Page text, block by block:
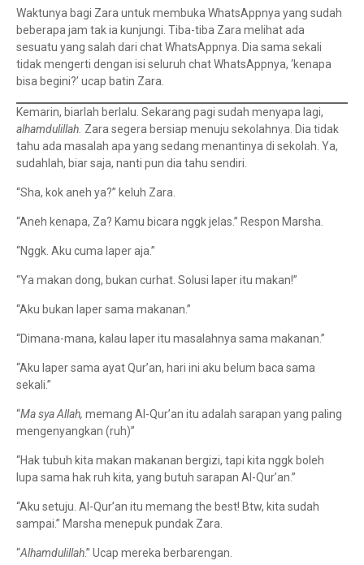
Waktunya bagi Zara untuk membuka WhatsAppnya yang sudah
beberapa jam tak ia kunjungi. Tiba-tiba Zara melihat ada
sesuatu yang salah dari chat WhatsAppnya. Dia sama sekali
tidak mengerti dengan isi seluruh chat WhatsAppnya, ‘kenapa
bisa begini?’ ucap batin Zara.
Kemarin, biarlah berlalu. Sekarang pagi sudah menyapa lagi,
alhamdulillah. Zara segera bersiap menuju sekolahnya. Dia tidak
tahu ada masalah apa yang sedang menantinya di sekolah. Ya,
sudahlah, biar saja, nanti pun dia tahu sendiri.
“Sha, kok aneh ya?” keluh Zara.
“Aneh kenapa, Za? Kamu bicara nggk jelas.” Respon Marsha.
“Nggk. Aku cuma laper aja.”
“Ya makan dong, bukan curhat. Solusi laper itu makan!”
“Aku bukan laper sama makanan.”
“Dimana-mana, kalau laper itu masalahnya sama makanan.”
“Aku laper sama ayat Qur’an, hari ini aku belum baca sama
sekali.”
“Ma sya Allah, memang Al-Qur’an itu adalah sarapan yang paling
mengenyangkan (ruh)”
“Hak tubuh kita makan makanan bergizi, tapi kita nggk boleh
lupa sama hak ruh kita, yang butuh sarapan Al-Qur’an.”
“Aku setuju. Al-Qur’an itu memang the best! Btw, kita sudah
sampai.” Marsha menepuk pundak Zara.
“Alhamdulillah.” Ucap mereka berbarengan.